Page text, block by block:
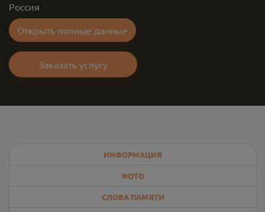
Россия
Открыть полные данные
Заказать услугу
ИНФОРМАЦИЯ
ФОТО
СЛОВА ПАМЯТИ